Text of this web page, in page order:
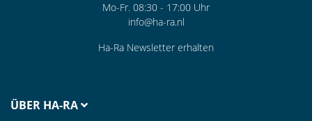
Mo-Fr. 08:30 - 17:00 Uhr
info@ha-ra.nl
Ha-Ra Newsletter erhalten
ÜBER HA-RA